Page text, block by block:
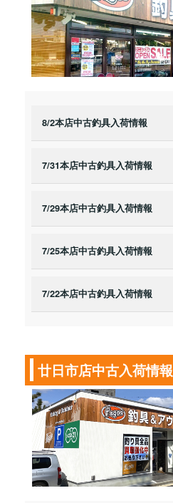
8/2本店中古釣具入荷情報
7/31本店中古釣具入荷情報
7/29本店中古釣具入荷情報
7/25本店中古釣具入荷情報
7/22本店中古釣具入荷情報
廿日市店中古入荷情報